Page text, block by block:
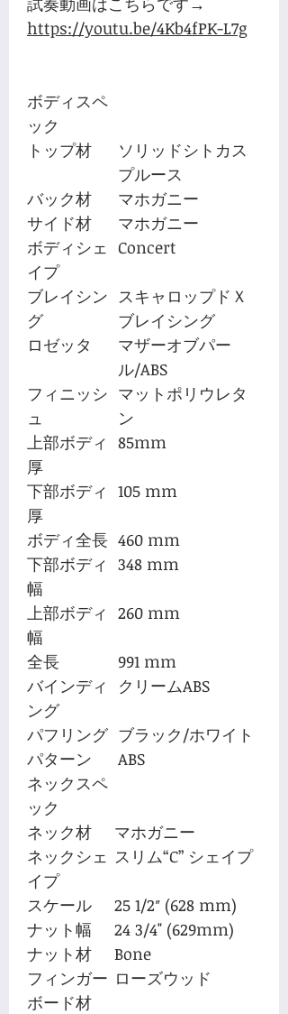
https://youtu.be/4Kb4fPK-L7g
ボディスペ
ック
トップ材
ソリッドシトカス
プルース
バック材
マホガニー
サイド材
マホガニー
ボディシェ
イプ
Concert
ブレイシン
グ
スキャロップドＸ
ブレイシング
ロゼッタ
マザーオブパー
ル/ABS
フィニッシ
ュ
マットポリウレタ
ン
上部ボディ
厚
85mm
下部ボディ
厚
105 mm
ボディ全長 460 mm
下部ボディ
幅
348 mm
上部ボディ
幅
260 mm
全長
991 mm
バインディ
ング
クリームABS
パフリング
パターン
ブラック/ホワイト
ABS
ネックスペ
ック
ネック材
マホガニー
ネックシェ
イプ
スリム“C” シェイプ
スケール
25 1/2″ (628 mm)
ナット幅
24 3/4" (629mm)
ナット材
Bone
フィンガー
ボード材
ローズウッド